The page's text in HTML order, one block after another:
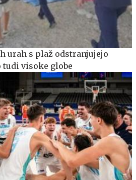
urah s plaž odstranjujejo
tudi visoke globe